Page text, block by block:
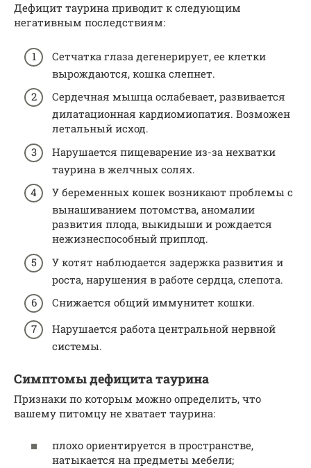
Дефицит таурина приводит к следующим
негативным последствиям:
Сетчатка глаза дегенерирует, ее клетки
вырождаются, кошка слепнет.
Сердечная мышца ослабевает, развивается
дилатационная кардиомиопатия. Возможен
летальный исход.
Нарушается пищеварение из-за нехватки
таурина в желчных солях.
У беременных кошек возникают проблемы с
вынашиванием потомства, аномалии
развития плода, выкидыши и рождается
нежизнеспособный приплод.
У котят наблюдается задержка развития и
роста, нарушения в работе сердца, слепота.
Снижается общий иммунитет кошки.
Нарушается работа центральной нервной
системы.
Симптомы дефицита таурина
Признаки по которым можно определить, что
вашему питомцу не хватает таурина:
плохо ориентируется в пространстве,
натыкается на предметы мебели;